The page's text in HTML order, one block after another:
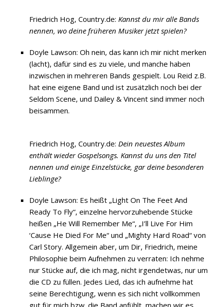
Friedrich Hog, Country.de: Kannst du mir alle Bands
nennen, wo deine früheren Musiker jetzt spielen?
Doyle Lawson: Oh nein, das kann ich mir nicht merken
(lacht), dafür sind es zu viele, und manche haben
inzwischen in mehreren Bands gespielt. Lou Reid z.B.
hat eine eigene Band und ist zusätzlich noch bei der
Seldom Scene, und Dailey & Vincent sind immer noch
beisammen.
Friedrich Hog, Country.de: Dein neuestes Album
enthält wieder Gospelsongs. Kannst du uns den Titel
nennen und einige Einzelstücke, gar deine besonderen
Lieblinge?
Doyle Lawson: Es heißt „Light On The Feet And
Ready To Fly“, einzelne hervorzuhebende Stücke
heißen „He Will Remember Me“, „I’ll Live For Him
‘Cause He Died For Me“ und „Mighty Hard Road“ von
Carl Story. Allgemein aber, um Dir, Friedrich, meine
Philosophie beim Aufnehmen zu verraten: Ich nehme
nur Stücke auf, die ich mag, nicht irgendetwas, nur um
die CD zu füllen. Jedes Lied, das ich aufnehme hat
seine Berechtigung, wenn es sich nicht vollkommen